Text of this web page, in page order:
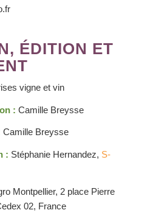
ÉDITION ET
vigne et vin
: Camille Breysse
Camille Breysse
: Stéphanie Hernandez, S-
Montpellier, 2 place Pierre
02, France